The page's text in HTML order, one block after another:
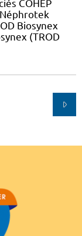
COHEP
Biosynex
(TROD